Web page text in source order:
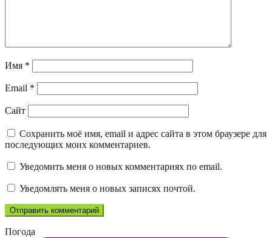
Имя *
Email *
Сайт
Сохранить моё имя, email и адрес сайта в этом браузере для
последующих моих комментариев.
Уведомить меня о новых комментариях по email.
Уведомлять меня о новых записях почтой.
Погода